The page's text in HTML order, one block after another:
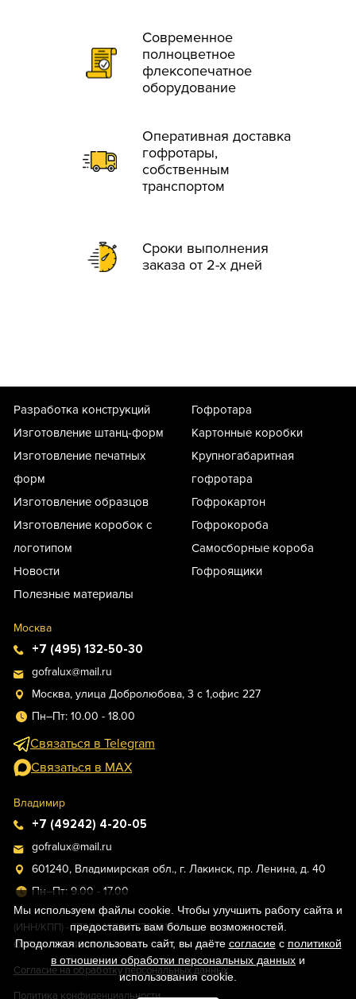
Современное
полноцветное
флексопечатное
оборудование
Оперативная доставка
гофротары,
собственным
транспортом
Сроки выполнения
заказа от 2-х дней
Разработка конструкций
Изготовление штанц-форм
Изготовление печатных
форм
Изготовление образцов
Изготовление коробок с
логотипом
Новости
Полезные материалы
Гофротара
Картонные коробки
Крупногабаритная
гофротара
Гофрокартон
Гофрокороба
Самосборные короба
Гофроящики
Москва
+7 (495) 132-50-30
gofralux@mail.ru
Москва, улица Добролюбова, 3 с 1,офис 227
Пн–Пт: 10.00 - 18.00
Связаться в Telegram
Связаться в MAX
Владимир
+7 (49242) 4-20-05
gofralux@mail.ru
601240, Владимирская обл., г. Лакинск, пр. Ленина, д. 40
Пн–Пт: 9.00 - 17.00
(ИНН/КПП) - 7730246296/773001001
ОГРН - 1187746801637
Согласие на обработку персональных данных
Политика конфиденциальности
Мы используем файлы cookie. Чтобы улучшить работу сайта и
предоставить вам больше возможностей.
Продолжая использовать сайт, вы даёте согласиес политикой
в отношении обработки персональных данных и
использования cookie.